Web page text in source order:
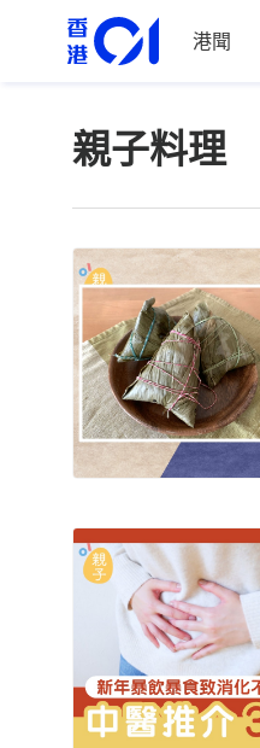
港聞
親子料理